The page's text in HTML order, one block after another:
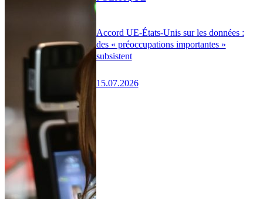
Accord UE-États-Unis sur les données :
des « préoccupations importantes »
subsistent
15.07.2026